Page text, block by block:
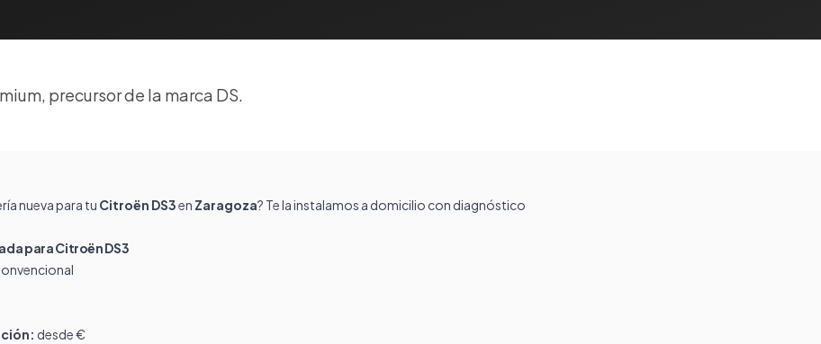
precursor de la marca DS.
nueva para tu Citroën DS3en Zaragoza? Te la instalamos a domicilio con diagnóstico
para Citroën DS3
desde €